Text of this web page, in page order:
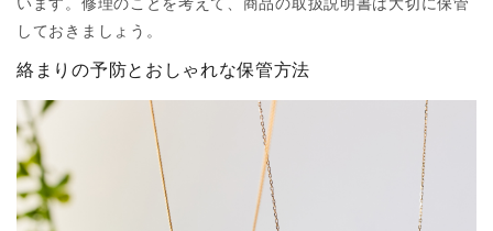
しておきましょう。
絡まりの予防とおしゃれな保管方法